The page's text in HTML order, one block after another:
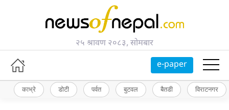
२५ श्रावण २०८३, सोमबार
e-paper
काभ्रे डोटी पर्वत बुटवल बैतडी विराटनगर